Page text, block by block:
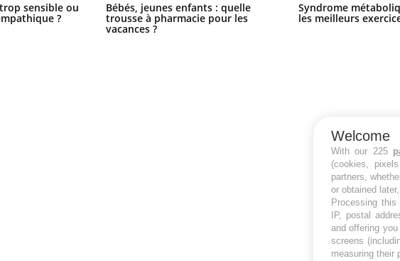
sensible ou
?
Bébés, jeunes enfants : quelle
trousse à pharmacie pour les
vacances ?
Syndrome
les meilleurs
Welcome
With our 225
(cookies,
partners,
or obtained
Processing
IP, postal
and offering
screens
measuring their